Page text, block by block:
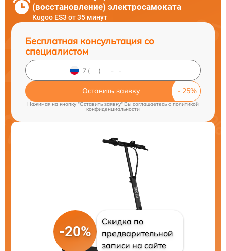
(восстановление) электросамоката
Kugoo ES3 от 35 минут
Бесплатная консультация со
специалистом
Оставить заявку
Нажимая на кнопку "Оставить заявку" Вы соглашаетесь cполитикой
конфиденциальности
-20%
Скидка по
предварительной
записи на сайте